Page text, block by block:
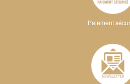
Paiement